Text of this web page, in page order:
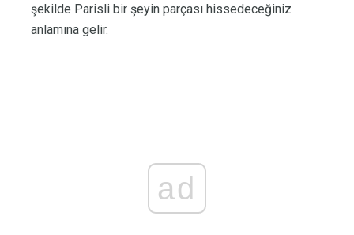
şekilde Parisli bir şeyin parçası hissedeceğiniz
anlamına gelir.
ad